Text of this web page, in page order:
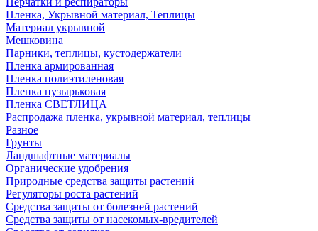
Пленка, Укрывной материал, Теплицы
Материал укрывной
Мешковина
Парники, теплицы, кустодержатели
Пленка армированная
Пленка полиэтиленовая
Пленка пузырьковая
Пленка СВЕТЛИЦА
Распродажа пленка, укрывной материал, теплицы
Разное
Грунты
Ландшафтные материалы
Органические удобрения
Природные средства защиты растений
Регуляторы роста растений
Средства защиты от болезней растений
Средства защиты от насекомых-вредителей